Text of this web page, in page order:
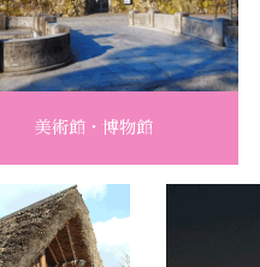
美術館・博物館